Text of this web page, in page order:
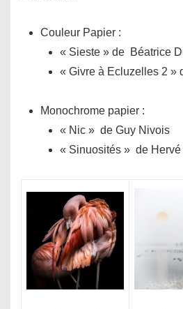
Couleur Papier :
« Sieste » de Béatrice
« Givre à Ecluzelles 2 »
Monochrome papier :
« Nic » de Guy Nivois
« Sinuosités » de Hervé